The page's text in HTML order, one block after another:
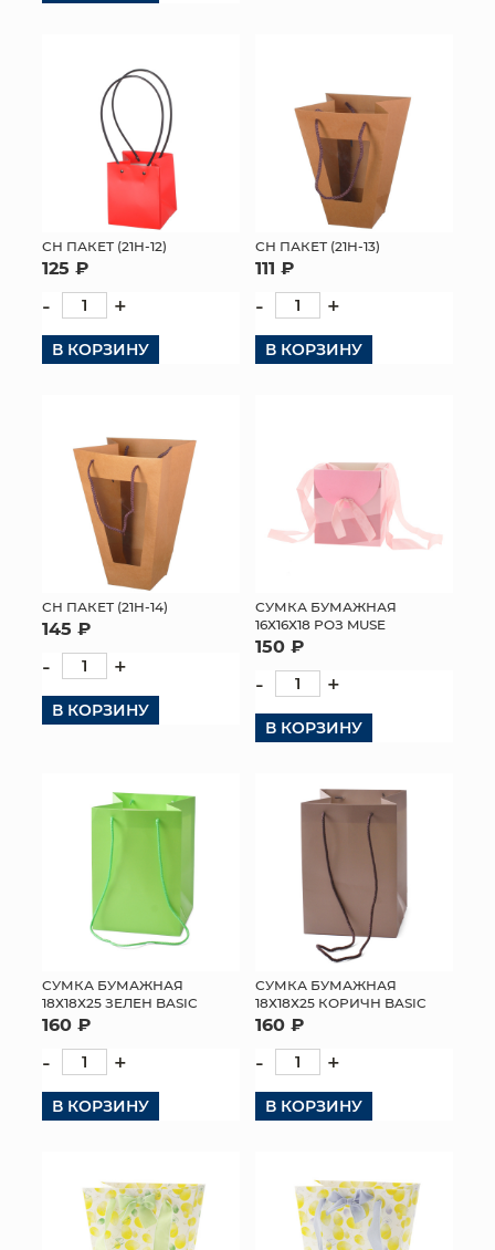
СН ПАКЕТ (21H-12)
125 ₽
- +
В КОРЗИНУ
СН ПАКЕТ (21H-13)
111 ₽
- +
В КОРЗИНУ
СН ПАКЕТ (21H-14)
145 ₽
- +
В КОРЗИНУ
СУМКА БУМАЖНАЯ
16Х16Х18 РОЗ MUSE
150 ₽
- +
В КОРЗИНУ
СУМКА БУМАЖНАЯ
18Х18Х25 ЗЕЛЕН BASIC
160 ₽
- +
В КОРЗИНУ
СУМКА БУМАЖНАЯ
18Х18Х25 КОРИЧН BASIC
160 ₽
- +
В КОРЗИНУ